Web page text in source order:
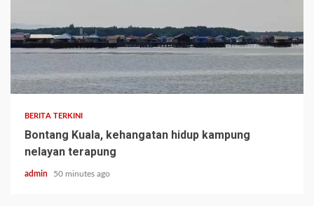
BERITA TERKINI
Bontang Kuala, kehangatan hidup kampung
nelayan terapung
admin 50 minutes ago